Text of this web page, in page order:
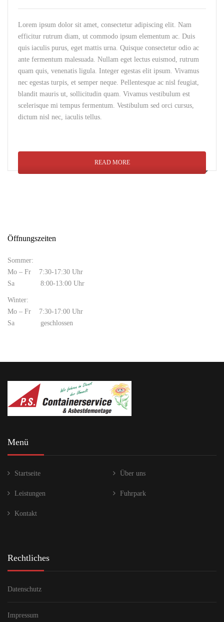
Lorem ipsum dolor sit amet, consectetur adipiscing elit. Nam
efficitur rutrum diam, ut commodo ipsum elementum ac. Duis
quis iaculis purus, eget mattis urna. Quisque consectetur odio ac
ante fermentum malesuada. Nullam eget lectus euismod, rutrum
quam quis, venenatis ligula. Integer egestas elit ipsum. Vivamus
nec egestas turpis, et semper neque. Pellentesque ac nisl feugiat,
blandit mauris ut, sollicitudin quam. Vivamus vestibulum est
scelerisque mi tempus fermentum. Vestibulum sed orci cursus,
dictum nisl nec, iaculis tellus.
READ MORE
Öffnungszeiten
Sommer:
Mo – Fr 7:30-17:30 Uhr
Sa 8:00-13:00 Uhr
Winter:
Mo – Fr 7:30-17:00 Uhr
Sa geschlossen
Menü
Startseite Über uns
Leistungen Fuhrpark
Kontakt
Rechtliches
Datenschutz
Impressum